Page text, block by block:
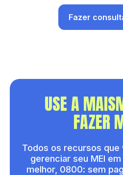
Fazer
USE A
FAZER
Todos os recursos
gerenciar seu MEI
melhor, 0800: sem